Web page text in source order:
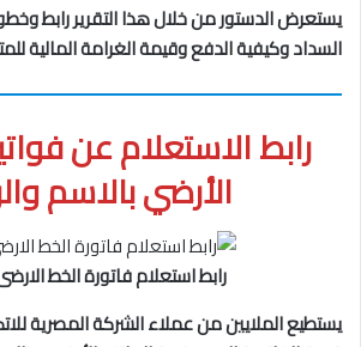
يستعرض الدستور من خلال هذا التقرير رابط
السداد وكيفية الدفع وقيمة الغرامة المالية
رابط الاستعلام عن
الأرضي بالاسم
رابط استعلام فاتورة الخط
يستطيع الملايين من عملاء الشركة المصرية